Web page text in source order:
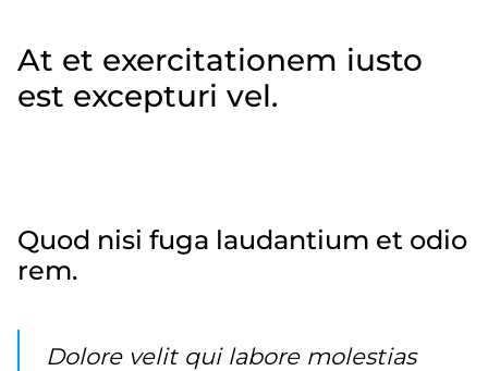
At et exercitationem iusto
est excepturi vel.
Quod nisi fuga laudantium et odio
rem.
Dolore velit qui labore molestias